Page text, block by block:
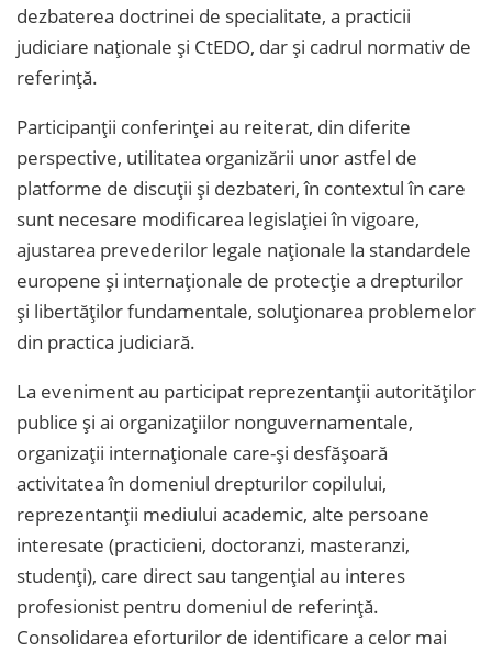
dezbaterea doctrinei de specialitate, a practicii
judiciare naționale și CtEDO, dar și cadrul normativ de
referință.
Participanții conferinței au reiterat, din diferite
perspective, utilitatea organizării unor astfel de
platforme de discuții și dezbateri, în contextul în care
sunt necesare modificarea legislației în vigoare,
ajustarea prevederilor legale naționale la standardele
europene și internaționale de protecție a drepturilor
și libertăților fundamentale, soluționarea problemelor
din practica judiciară.
La eveniment au participat reprezentanții autorităților
publice și ai organizațiilor nonguvernamentale,
organizații internaționale care-și desfășoară
activitatea în domeniul drepturilor copilului,
reprezentanții mediului academic, alte persoane
interesate (practicieni, doctoranzi, masteranzi,
studenți), care direct sau tangențial au interes
profesionist pentru domeniul de referință.
Consolidarea eforturilor de identificare a celor mai